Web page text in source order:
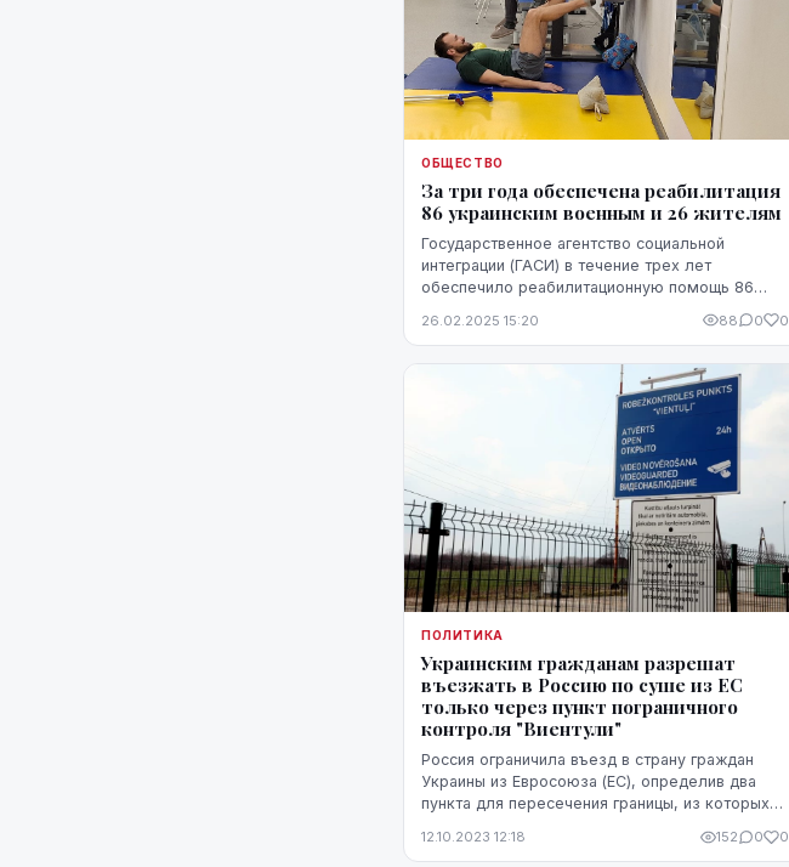
ОБЩЕСТВО
За три года обеспечена реабилитация
86 украинским военным и 26 жителям
Государственное агентство социальной
интеграции (ГАСИ) в течение трех лет
обеспечило реабилитационную помощь 86
гражданским лицам, сообщили агентству ЛЕТА
26.02.2025 15:20 88 0 0
ПОЛИТИКА
Украинским гражданам разрешат
въезжать в Россию по суше из ЕС
только через пункт пограничного
контроля "Виентули"
Россия ограничила въезд в страну граждан
Украины из Евросоюза (ЕС), определив два
пункта для пересечения границы, из которых
агентству ЛЕТА в бюро министра иностр...
12.10.2023 12:18 152 0 0